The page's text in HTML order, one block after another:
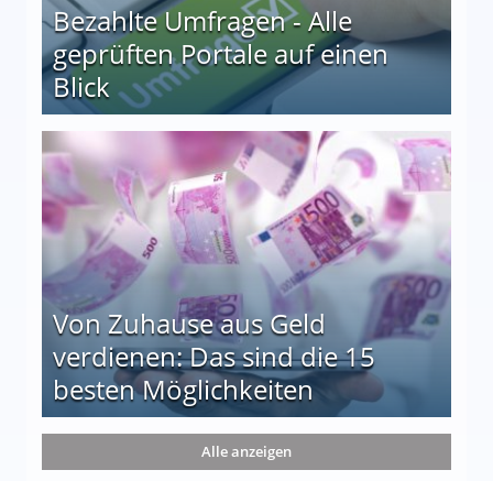
Bezahlte Umfragen - Alle
geprüften Portale auf einen
Blick
auf einen Blick
Von Zuhause aus Geld
verdienen: Das sind die 15
besten Möglichkeiten
die 15 besten Möglichkeiten
Alle anzeigen